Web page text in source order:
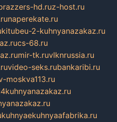
hd.ruz-host.ru
naperekate.ru
kitubeu-2-kuhnyanazakaz.ru
cs-68.ru
mir-tk.ruvlknrussia.ru
video-seks.rubankaribi.ru
moskva113.ru
kuhnyaekuhnyaafabrika.ru